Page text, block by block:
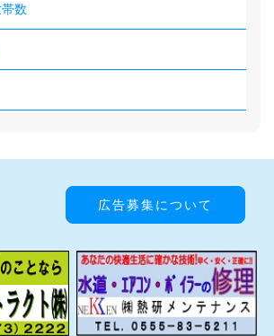
数
広告募集について